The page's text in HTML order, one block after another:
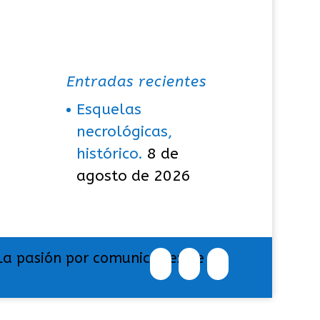
Entradas recientes
Esquelas
necrológicas,
histórico. 8 de
agosto de 2026
pasión por comunicar exige